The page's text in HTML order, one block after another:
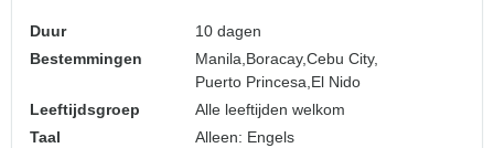
Duur
10 dagen
Bestemmingen
Manila,Boracay,Cebu City,
Puerto Princesa,El Nido
Leeftijdsgroep
Alle leeftijden welkom
Taal
Alleen: Engels